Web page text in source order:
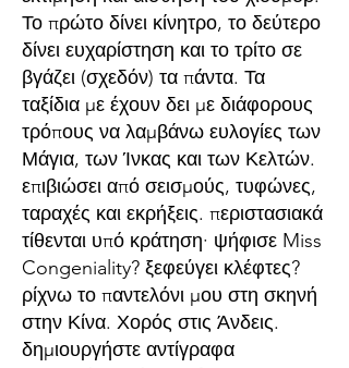
Το πρώτο δίνει κίνητρο, το δεύτερο
δίνει ευχαρίστηση και το τρίτο σε
βγάζει (σχεδόν) τα πάντα. Τα
ταξίδια με έχουν δει με διάφορους
τρόπους να λαμβάνω ευλογίες των
Μάγια, των Ίνκας και των Κελτών.
επιβιώσει από σεισμούς, τυφώνες,
ταραχές και εκρήξεις. περιστασιακά
τίθενται υπό κράτηση· ψήφισε Miss
Congeniality? ξεφεύγει κλέφτες?
ρίχνω το παντελόνι μου στη σκηνή
στην Κίνα. Χορός στις Άνδεις.
δημιουργήστε αντίγραφα